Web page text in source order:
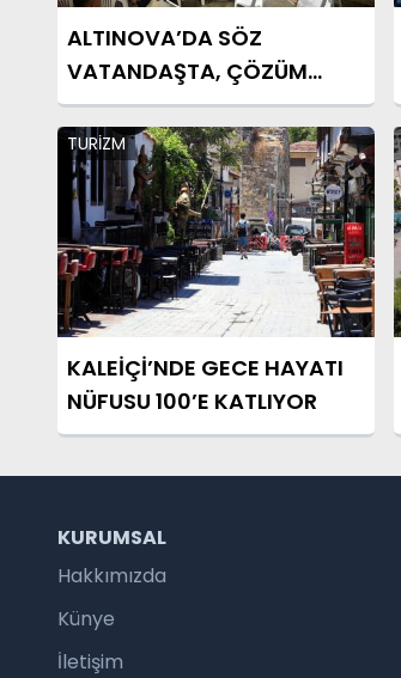
ALTINOVA’DA SÖZ
VATANDAŞTA, ÇÖZÜM
SAHADA
TURİZM
KALEİÇİ’NDE GECE HAYATI
NÜFUSU 100’E KATLIYOR
KURUMSAL
Hakkımızda
Künye
İletişim